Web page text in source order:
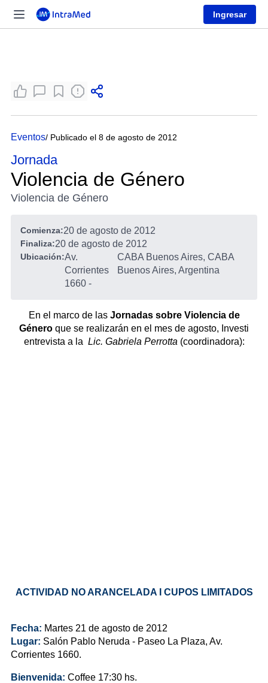
Ingresar
Eventos/ Publicado el 8 de agosto de 2012
Jornada
Violencia de Género
Violencia de Género
Comienza:20 de agosto de 2012
Finaliza:20 de agosto de 2012
Ubicación:Av.
Corrientes
1660 -
CABA Buenos Aires, CABA
Buenos Aires, Argentina
En el marco de las Jornadas sobre Violencia de
Género que se realizarán en el mes de agosto, Investi
entrevista a la Lic. Gabriela Perrotta (coordinadora):
ACTIVIDAD NO ARANCELADA I CUPOS LIMITADOS
Fecha: Martes 21 de agosto de 2012
Lugar: Salón Pablo Neruda - Paseo La Plaza, Av.
Corrientes 1660.
Bienvenida: Coffee 17:30 hs.